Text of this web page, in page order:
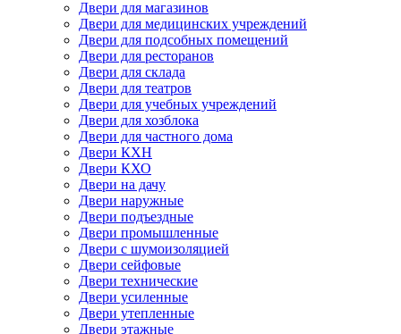
Двери для магазинов
Двери для медицинских учреждений
Двери для подсобных помещений
Двери для ресторанов
Двери для склада
Двери для театров
Двери для учебных учреждений
Двери для хозблока
Двери для частного дома
Двери КХН
Двери КХО
Двери на дачу
Двери наружные
Двери подъездные
Двери промышленные
Двери с шумоизоляцией
Двери сейфовые
Двери технические
Двери усиленные
Двери утепленные
Двери этажные